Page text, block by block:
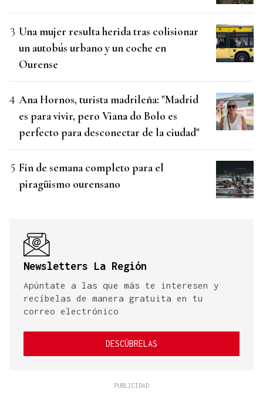
Una mujer resulta herida tras colisionar
un autobús urbano y un coche en
Ourense
Ana Hornos, turista madrileña: "Madrid
es para vivir, pero Viana do Bolo es
perfecto para desconectar de la ciudad"
Fin de semana completo para el
piragüismo ourensano
Newsletters La Región
Apúntate a las que más te interesen y
recíbelas de manera gratuita en tu
correo electrónico
DESCÚBRELAS